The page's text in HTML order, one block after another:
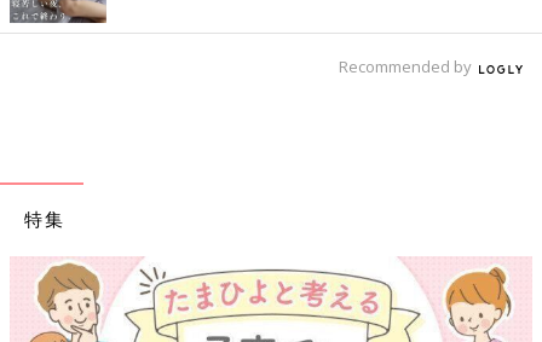
Recommended by
特集